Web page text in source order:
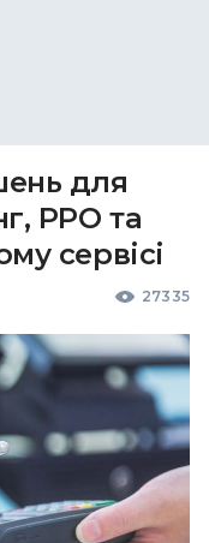
для
РРО та
сервісі
27335